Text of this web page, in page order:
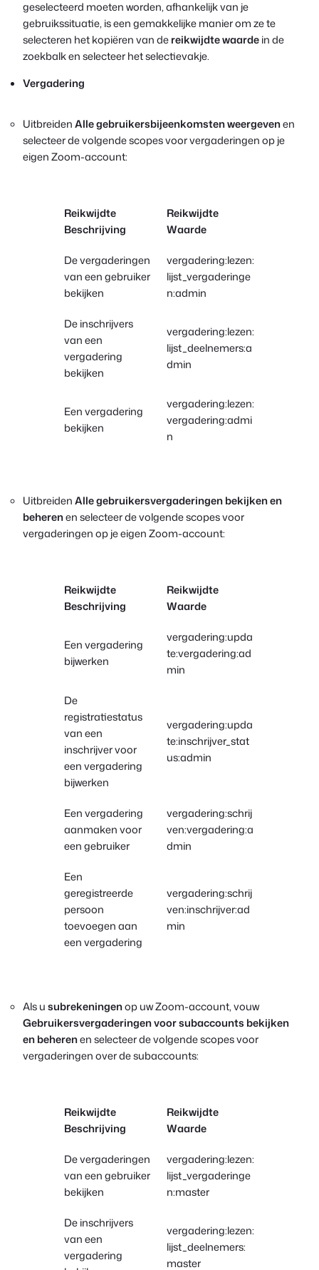
geselecteerd moeten worden, afhankelijk van je
gebruikssituatie, is een gemakkelijke manier om ze te
selecteren het kopiëren van dereikwijdte waardein de
zoekbalk en selecteer het selectievakje.
Vergadering
UitbreidenAlle gebruikersbijeenkomsten weergevenen
selecteer de volgende scopes voor vergaderingen op je
eigen Zoom-account:
Reikwijdte
Beschrijving
Reikwijdte
Waarde
De vergaderingen
van een gebruiker
bekijken
vergadering:lezen:
lijst_vergaderinge
n:admin
De inschrijvers
van een
vergadering
bekijken
vergadering:lezen:
lijst_deelnemers:a
dmin
Een vergadering
bekijken
vergadering:lezen:
vergadering:admi
n
UitbreidenAlle gebruikersvergaderingen bekijken en
beherenen selecteer de volgende scopes voor
vergaderingen op je eigen Zoom-account:
Reikwijdte
Beschrijving
Reikwijdte
Waarde
Een vergadering
bijwerken
vergadering:upda
te:vergadering:ad
min
De
registratiestatus
van een
inschrijver voor
een vergadering
bijwerken
vergadering:upda
te:inschrijver_stat
us:admin
Een vergadering
aanmaken voor
een gebruiker
vergadering:schrij
ven:vergadering:a
dmin
Een
geregistreerde
persoon
toevoegen aan
een vergadering
vergadering:schrij
ven:inschrijver:ad
min
Als usubrekeningenop uw Zoom-account, vouw
Gebruikersvergaderingen voor subaccounts bekijken
en beherenen selecteer de volgende scopes voor
vergaderingen over de subaccounts:
Reikwijdte
Beschrijving
Reikwijdte
Waarde
De vergaderingen
van een gebruiker
bekijken
vergadering:lezen:
lijst_vergaderinge
n:master
De inschrijvers
van een
vergadering
vergadering:lezen:
lijst_deelnemers:
master